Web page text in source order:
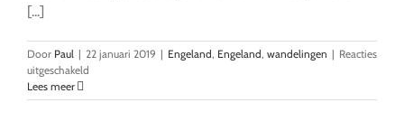
[...]
Door Paul | 22 januari 2019 | Engeland, Engeland, wandelingen | Reacties
uitgeschakeld
in
Lees meer